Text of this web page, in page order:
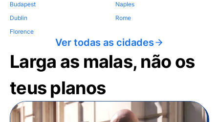
Budapest
Dublin
Florence
Naples
Rome
Ver todas as cidades
Larga as malas, não os
teus planos